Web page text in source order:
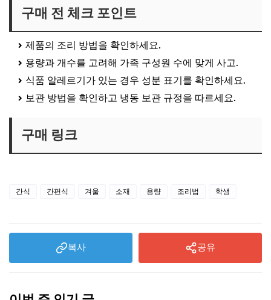
구매 전 체크 포인트
제품의 조리 방법을 확인하세요.
용량과 개수를 고려해 가족 구성원 수에 맞게 사고.
식품 알레르기가 있는 경우 성분 표기를 확인하세요.
보관 방법을 확인하고 냉동 보관 규정을 따르세요.
구매 링크
간식 간편식 겨울 소재 용량 조리법 학생
복사 공유